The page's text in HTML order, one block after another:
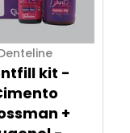
kit -
+